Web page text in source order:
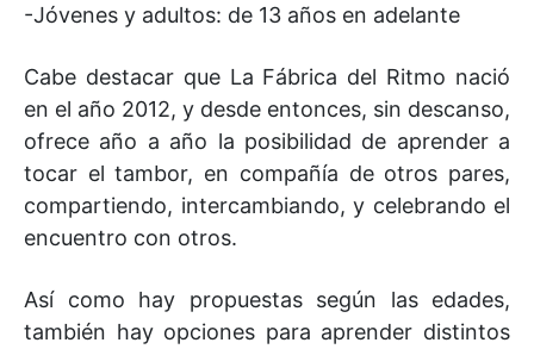
-Jóvenes y adultos: de 13 años en adelante
Cabe destacar que La Fábrica del Ritmo nació
en el año 2012, y desde entonces, sin descanso,
ofrece año a año la posibilidad de aprender a
tocar el tambor, en compañía de otros pares,
compartiendo, intercambiando, y celebrando el
encuentro con otros.
Así como hay propuestas según las edades,
también hay opciones para aprender distintos